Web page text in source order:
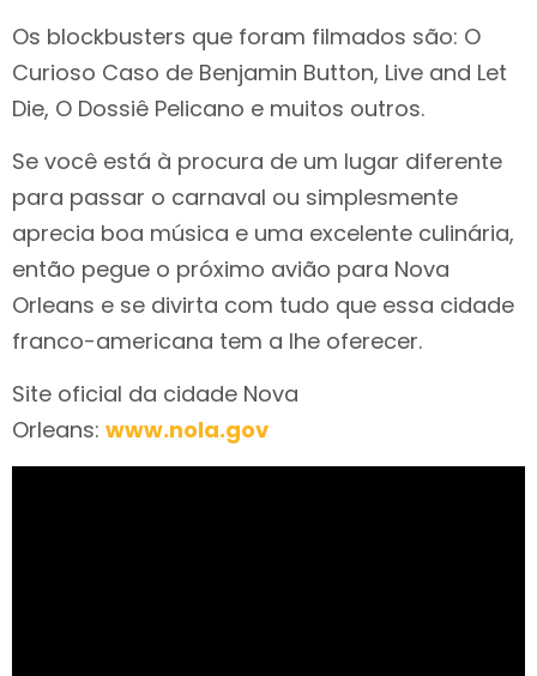
Os blockbusters que foram filmados são: O
Curioso Caso de Benjamin Button, Live and Let
Die, O Dossiê Pelicano e muitos outros.
Se você está à procura de um lugar diferente
para passar o carnaval ou simplesmente
aprecia boa música e uma excelente culinária,
então pegue o próximo avião para Nova
Orleans e se divirta com tudo que essa cidade
franco-americana tem a lhe oferecer.
Site oficial da cidade Nova
Orleans: www.nola.gov